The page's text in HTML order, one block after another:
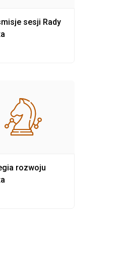
sesji Rady
rozwoju